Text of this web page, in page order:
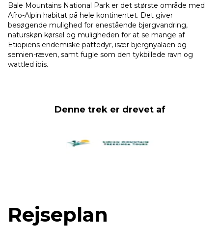
Bale Mountains National Park er det største område med
Afro-Alpin habitat på hele kontinentet. Det giver
besøgende mulighed for enestående bjergvandring,
naturskøn kørsel og muligheden for at se mange af
Etiopiens endemiske pattedyr, især bjergnyalaen og
semien-ræven, samt fugle som den tykbillede ravn og
wattled ibis.
Denne trek er drevet af
Rejseplan